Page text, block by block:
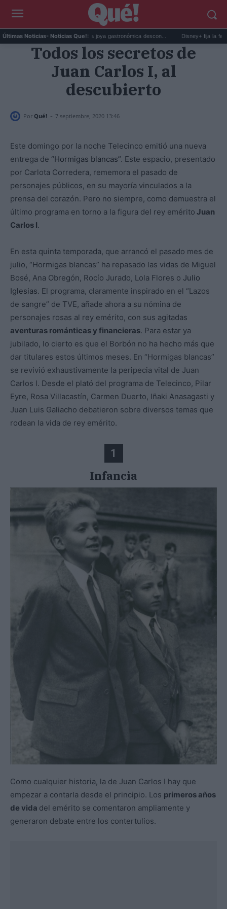
Últimas Noticias- Noticias Que!:
Dónde comer en Huelva, la joya gastronómica descon... Disney+ fija la fecha de
Todos los secretos de
Juan Carlos I, al
descubierto
Por Qué! - 7 septiembre, 2020 13:46
Este domingo por la noche Telecinco emitió una nueva
entrega de “Hormigas blancas”. Este espacio, presentado
por Carlota Corredera, rememora el pasado de
personajes públicos, en su mayoría vinculados a la
prensa del corazón. Pero no siempre, como demuestra el
último programa en torno a la figura del rey emérito Juan
Carlos I.
En esta quinta temporada, que arrancó el pasado mes de
julio, “Hormigas blancas” ha repasado las vidas de Miguel
Bosé, Ana Obregón, Rocío Jurado, Lola Flores o Julio
Iglesias. El programa, claramente inspirado en el “Lazos
de sangre” de TVE, añade ahora a su nómina de
personajes rosas al rey emérito, con sus agitadas
aventuras románticas y financieras. Para estar ya
jubilado, lo cierto es que el Borbón no ha hecho más que
dar titulares estos últimos meses. En “Hormigas blancas”
se revivió exhaustivamente la peripecia vital de Juan
Carlos I. Desde el plató del programa de Telecinco, Pilar
Eyre, Rosa Villacastín, Carmen Duerto, Iñaki Anasagasti y
Juan Luis Galiacho debatieron sobre diversos temas que
rodean la vida de rey emérito.
1
Infancia
Como cualquier historia, la de Juan Carlos I hay que
empezar a contarla desde el principio. Los primeros años
de vida del emérito se comentaron ampliamente y
generaron debate entre los contertulios.